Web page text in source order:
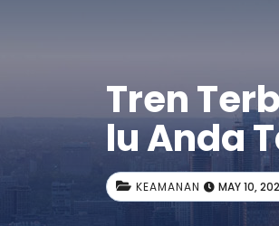
Tren
lu Anda
KEAMANAN MAY 10,